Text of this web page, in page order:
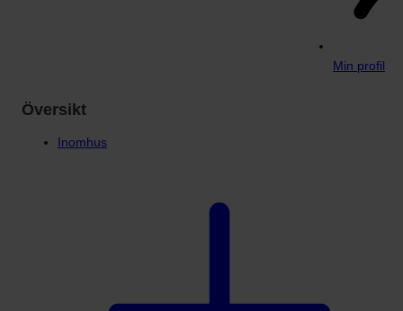
Min profil
Översikt
Inomhus